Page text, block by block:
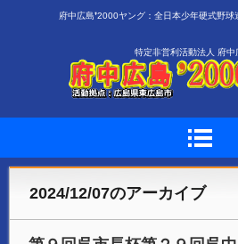
府中広島❜2000ヤング：全日本少年硬式野球
特定非営利活動法人 府中
2024/12/07のアーカイブ